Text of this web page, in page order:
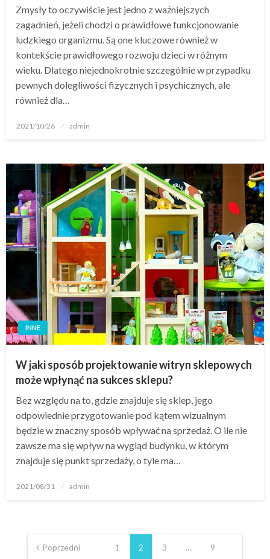
Zmysły to oczywiście jest jedno z ważniejszych
zagadnień, jeżeli chodzi o prawidłowe funkcjonowanie
ludzkiego organizmu. Są one kluczowe również w
kontekście prawidłowego rozwoju dzieci w różnym
wieku. Dlatego niejednokrotnie szczególnie w przypadku
pewnych dolegliwości fizycznych i psychicznych, ale
również dla…
Opublikowane
2021/10/26 admin
INNE
W jaki sposób projektowanie witryn sklepowych
może wpłynąć na sukces sklepu?
Bez względu na to, gdzie znajduje się sklep, jego
odpowiednie przygotowanie pod kątem wizualnym
będzie w znaczny sposób wpływać na sprzedaż. O ile nie
zawsze ma się wpływ na wygląd budynku, w którym
znajduje się punkt sprzedaży, o tyle ma…
Opublikowane
2021/08/31 admin
Stronicowanie
wpisów
Poprzedni 1 2 3 … 9